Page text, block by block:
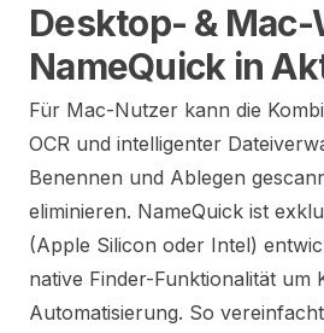
Desktop- &
NameQuick in
Für Mac-Nutzer kann die
OCR und intelligenter
Benennen und Ablegen
eliminieren. NameQuick ist
(Apple Silicon oder Intel)
native Finder-Funktionalität um
Automatisierung. So